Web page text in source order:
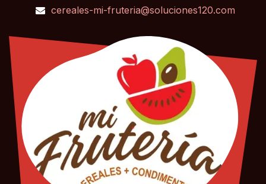
cereales-mi-fruteria@soluciones120.com